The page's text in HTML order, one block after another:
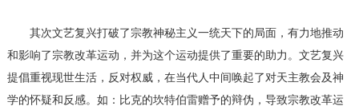
其次文艺复兴打破了宗教神秘主义一统天下的局面，有力地推动
和影响了宗教改革运动，并为这个运动提供了重要的助力。文艺复兴
提倡重视现世生活，反对权威，在当代人中间唤起了对天主教会及神
学的怀疑和反感。如：比克的坎特伯雷赠予的辩伪，导致宗教改革运